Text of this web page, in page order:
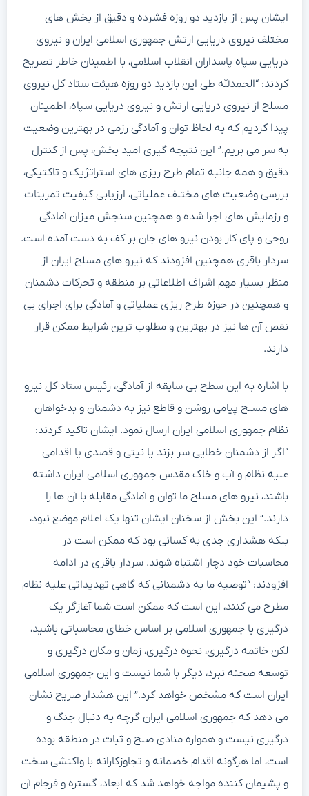
ایشان پس از بازدید دو روزه فشرده و دقیق از بخش های
مختلف نیروی دریایی ارتش جمهوری اسلامی ایران و نیروی
دریایی سپاه پاسداران انقلاب اسلامی، با اطمینان خاطر تصریح
کردند: “الحمدلله طی این بازدید دو روزه هیئت ستاد کل نیروی
مسلح از نیروی دریایی ارتش و نیروی دریایی سپاه، اطمینان
پیدا کردیم که به لحاظ توان و آمادگی رزمی در بهترین وضعیت
به سر می بریم.” این نتیجه گیری امید بخش، پس از کنترل
دقیق و همه جانبه تمام طرح ریزی های استراتژیک و تاکتیکی،
بررسی وضعیت های مختلف عملیاتی، ارزیابی کیفیت تمرینات
و رزمایش های اجرا شده و همچنین سنجش میزان آمادگی
روحی و پای کار بودن نیرو های جان بر کف به دست آمده است.
سردار باقری همچنین افزودند که نیرو های مسلح ایران از
منظر بسیار مهم اشراف اطلاعاتی بر منطقه و تحرکات دشمنان
و همچنین در حوزه طرح ریزی عملیاتی و آمادگی برای اجرای بی
نقص آن ها نیز در بهترین و مطلوب ترین شرایط ممکن قرار
دارند.
با اشاره به این سطح بی سابقه از آمادگی، رئیس ستاد کل نیرو
های مسلح پیامی روشن و قاطع نیز به دشمنان و بدخواهان
نظام جمهوری اسلامی ایران ارسال نمود. ایشان تاکید کردند:
“اگر از دشمنان خطایی سر بزند یا نیتی و قصدی یا اقدامی
علیه نظام و آب و خاک مقدس جمهوری اسلامی ایران داشته
باشند، نیرو های مسلح ما توان و آمادگی مقابله با آن ها را
دارند.” این بخش از سخنان ایشان تنها یک اعلام موضع نبود،
بلکه هشداری جدی به کسانی بود که ممکن است در
محاسبات خود دچار اشتباه شوند. سردار باقری در ادامه
افزودند: “توصیه ما به دشمنانی که گاهی تهدیداتی علیه نظام
مطرح می کنند، این است که ممکن است شما آغازگر یک
درگیری با جمهوری اسلامی بر اساس خطای محاسباتی باشید،
لکن خاتمه درگیری، نحوه درگیری، زمان و مکان درگیری و
توسعه صحنه نبرد، دیگر با شما نیست و این جمهوری اسلامی
ایران است که مشخص خواهد کرد.” این هشدار صریح نشان
می دهد که جمهوری اسلامی ایران گرچه به دنبال جنگ و
درگیری نیست و همواره منادی صلح و ثبات در منطقه بوده
است، اما هرگونه اقدام خصمانه و تجاوزکارانه با واکنشی سخت
و پشیمان کننده مواجه خواهد شد که ابعاد، گستره و فرجام آن